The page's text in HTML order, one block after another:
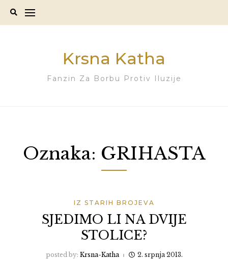
Krsna Katha
Fanzin Za Borbu Protiv Iluzije
Oznaka: GRIHASTA
IZ STARIH BROJEVA
SJEDIMO LI NA DVIJE
STOLICE?
posted by: Krsna-Katha 2. srpnja 2013.